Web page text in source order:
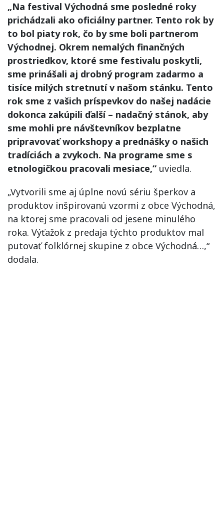
„Na festival Východná sme posledné roky
prichádzali ako oficiálny partner. Tento rok by
to bol piaty rok, čo by sme boli partnerom
Východnej. Okrem nemalých finančných
prostriedkov, ktoré sme festivalu poskytli,
sme prinášali aj drobný program zadarmo a
tisíce milých stretnutí v našom stánku. Tento
rok sme z vašich príspevkov do našej nadácie
dokonca zakúpili ďalší – nadačný stánok, aby
sme mohli pre návštevníkov bezplatne
pripravovať workshopy a prednášky o našich
tradíciách a zvykoch. Na programe sme s
etnologičkou pracovali mesiace,“ uviedla.
„Vytvorili sme aj úplne novú sériu šperkov a
produktov inšpirovanú vzormi z obce Východná,
na ktorej sme pracovali od jesene minulého
roka. Výťažok z predaja týchto produktov mal
putovať folklórnej skupine z obce Východná…,“
dodala.